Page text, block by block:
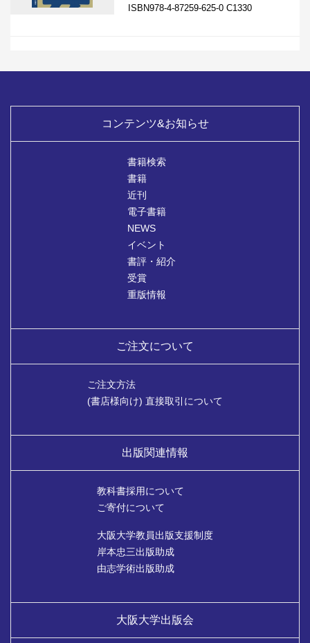
ISBN978-4-87259-625-0 C1330
コンテンツ&お知らせ
書籍検索
書籍
近刊
電子書籍
NEWS
イベント
書評・紹介
受賞
重版情報
ご注文について
ご注文方法
(書店様向け) 直接取引について
出版関連情報
教科書採用について
ご寄付について
大阪大学教員出版支援制度
岸本忠三出版助成
由志学術出版助成
大阪大学出版会